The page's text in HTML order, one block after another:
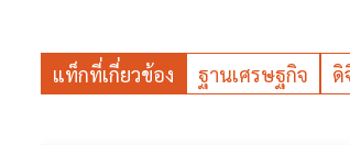
แท็กที่เกี่ยวข้อง ฐานเศรษฐกิจ ดิ